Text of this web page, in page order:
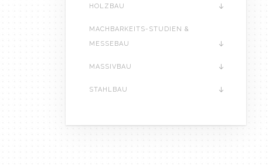
HOLZBAU
MACHBARKEITS-STUDIEN &
MESSEBAU
MASSIVBAU
STAHLBAU